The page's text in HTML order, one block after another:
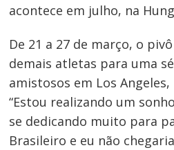
acontece em julho, na
De 21 a 27 de março, o
demais atletas para uma
amistosos em Los Angeles,
“Estou realizando um
se dedicando muito para
Brasileiro e eu não